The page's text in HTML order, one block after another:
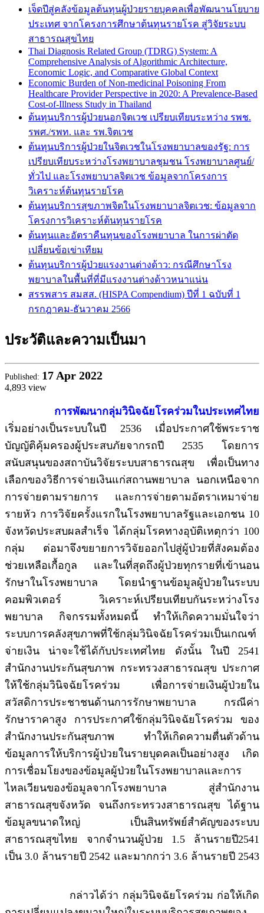
เจ็ดปีสู่คลังข้อมูลต้นทุนผู้ป่วยรายบุคคลเพื่อพัฒนานโยบาย
ประเทศ จากโครงการศึกษาต้นทุนรายโรค สู่วิจัยระบบ
สาธารณสุขไทย
Thai Diagnosis Related Group (TDRG) System: A
Comprehensive Analysis of Algorithmic Architecture,
Economic Logic, and Comparative Global Context
Economic Burden of Non-medicinal Poisoning From
Healthcare Provider Perspective in 2020: A Prevalence-Based
Cost-of-Illness Study in Thailand
ต้นทุนบริการผู้ป่วยนอกจิตเวช เปรียบเทียบระหว่าง รพช.
รพศ./รพท. และ รพ.จิตเวช
ต้นทุนบริการผู้ป่วยในจิตเวชในโรงพยาบาลของรัฐ: การ
เปรียบเทียบระหว่างโรงพยาบาลชุมชน โรงพยาบาลศูนย์/
ทั่วไป และโรงพยาบาลจิตเวช ข้อมูลจากโครงการ
วิเคราะห์ต้นทุนรายโรค
ต้นทุนบริการสุขภาพจิตในโรงพยาบาลจิตเวช: ข้อมูลจาก
โครงการวิเคราะห์ต้นทุนรายโรค
ต้นทุนและอัตราคืนทุนของโรงพยาบาล ในการผ่าตัด
เปลี่ยนข้อเข่าเทียม
ต้นทุนบริการผู้ป่วยแรงงานต่างด้าว: กรณีศึกษาโรง
พยาบาลในพื้นที่ที่มีแรงงานต่างด้าวหนาแน่น
สรรพสาร สมสส. (HISPA Compendium) ปีที่ 1 ฉบับที่ 1
กรกฎาคม-ธันวาคม 2566
ประวัติและความเป็นมา
Published: 17 Apr 2022
4,893 view
การพัฒนากลุ่มวินิจฉัยโรคร่วมในประเทศไทย
เริ่มอย่างเป็นระบบในปี 2536 เมื่อประกาศใช้พระราช
บัญญัติคุ้มครองผู้ประสบภัยจากรถปี 2535 โดยการ
สนับสนุนของสถาบันวิจัยระบบสาธารณสุข เพื่อเป็นทาง
เลือกของวิธีการจ่ายเงินแก่สถานพยาบาล นอกเหนือจาก
การจ่ายตามรายการ และการจ่ายตามอัตราเหมาจ่าย
รายหัว การวิจัยครั้งแรกในโรงพยาบาลรัฐและเอกชน 10
จังหวัดประสบผลสำเร็จ ได้กลุ่มโรคทางอุบัติเหตุกว่า 100
กลุ่ม ต่อมาจึงขยายการวิจัยออกไปสู่ผู้ป่วยที่สังคมต้อง
ช่วยเหลือเกื้อกูล และในที่สุดถึงผู้ป่วยทุกรายที่เข้านอน
รักษาในโรงพยาบาล โดยนำฐานข้อมูลผู้ป่วยในระบบ
คอมพิวเตอร์ วิเคราะห์เปรียบเทียบกันระหว่างโรง
พยาบาล กิจกรรมทั้งหมดนี้ ทำให้เกิดความมั่นใจว่า
ระบบการคลังสุขภาพที่ใช้กลุ่มวินิจฉัยโรคร่วมเป็นเกณฑ์
จ่ายเงิน น่าจะใช้ได้กับประเทศไทย ดังนั้น ในปี 2541
สำนักงานประกันสุขภาพ กระทรวงสาธารณสุข ประกาศ
ให้ใช้กลุ่มวินิจฉัยโรคร่วม เพื่อการจ่ายเงินผู้ป่วยใน
สวัสดิการประชาชนด้านการรักษาพยาบาล กรณีค่า
รักษาราคาสูง การประกาศใช้กลุ่มวินิจฉัยโรคร่วม ของ
สำนักงานประกันสุขภาพ ทำให้เกิดความตื่นตัวด้าน
ข้อมูลการให้บริการผู้ป่วยในรายบุดคลเป็นอย่างสูง เกิด
การเชื่อมโยงของข้อมูลผู้ป่วยในโรงพยาบาลและการ
ไหลเวียนของข้อมูลจากโรงพยาบาล สู่สำนักงาน
สาธารณสุขจังหวัด จนถึงกระทรวงสาธารณสุข ได้ฐาน
ข้อมูลขนาดใหญ่ เป็นสินทรัพย์สำคัญของระบบ
สาธารณสุขไทย จากจำนวนผู้ป่วย 1.5 ล้านรายปี2541
เป็น 3.0 ล้านรายปี 2542 และมากกว่า 3.6 ล้านรายปี 2543
กล่าวได้ว่า กลุ่มวินิจฉัยโรคร่วม ก่อให้เกิด